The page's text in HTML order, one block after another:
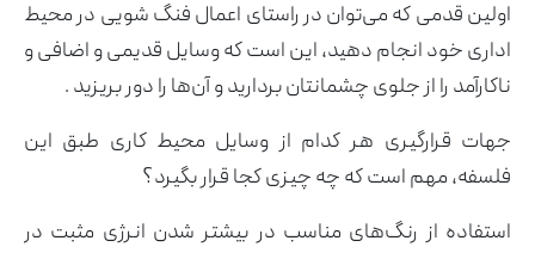
اولین قدمی که می‌توان در راستای اعمال فنگ شویی در محیط
اداری خود انجام دهید، این است که وسایل قدیمی و اضافی و
ناکارآمد را از جلوی چشمانتان بردارید و آن‌ها را دور بریزید .
جهات قرارگیری هر کدام از وسایل محیط کاری طبق این
فلسفه، مهم است که چه چیزی کجا قرار بگیرد؟
استفاده از رنگ‌های مناسب در بیشتر شدن انرژی مثبت در